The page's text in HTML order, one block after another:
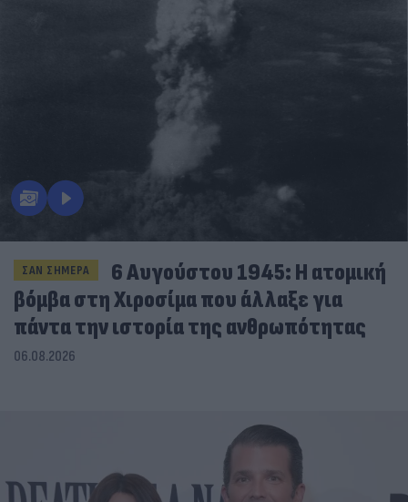
ΣΑΝ ΣΗΜΕΡΑ
6 Αυγούστου 1945: Η ατομική
βόμβα στη Χιροσίμα που άλλαξε για
πάντα την ιστορία της ανθρωπότητας
06.08.2026